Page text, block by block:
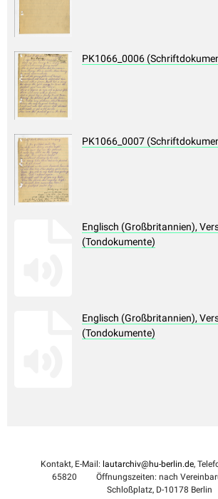
PK1066_0006
PK1066_0007
Englisch (Großbritannien),
(Tondokumente)
Englisch (Großbritannien),
(Tondokumente)
Kontakt, E-Mail: lautarchiv@hu-berlin.de,
65820
Öffnungszeiten: nach
Schloßplatz, D-10178 Berlin